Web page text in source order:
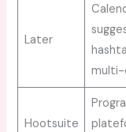
Later
Hootsuite